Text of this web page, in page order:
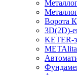
Ворота
3D(2D)-
KETER-